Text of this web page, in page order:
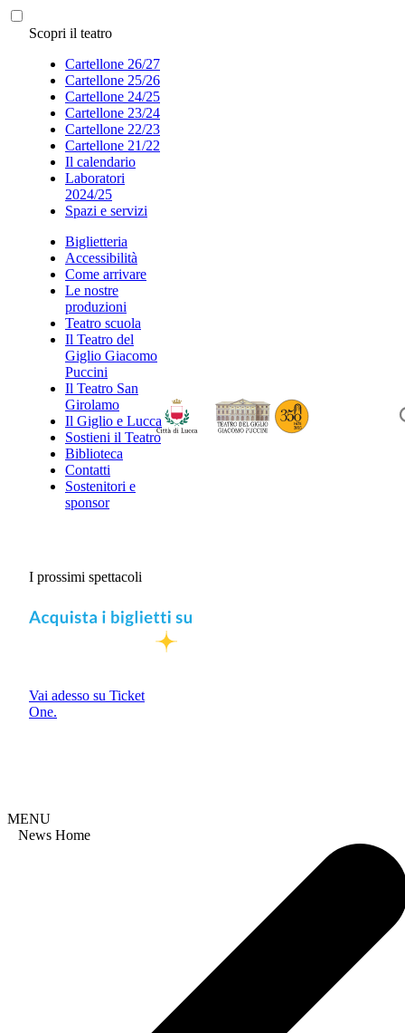
Scopri il teatro
Cartellone 26/27
Cartellone 25/26
Cartellone 24/25
Cartellone 23/24
Cartellone 22/23
Cartellone 21/22
Il calendario
Laboratori
2024/25
Spazi e servizi
Biglietteria
Accessibilità
Come arrivare
Le nostre
produzioni
Teatro scuola
Il Teatro del
Giglio Giacomo
Puccini
Il Teatro San
Girolamo
Il Giglio e Lucca
Sostieni il Teatro
Biblioteca
Contatti
Sostenitori e
sponsor
I prossimi spettacoli
Vai adesso su Ticket
One.
MENU
News Home